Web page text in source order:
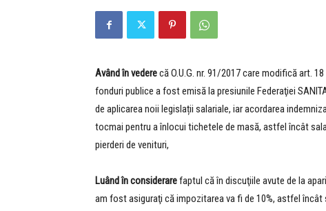
Având în vederecă O.U.G. nr. 91/2017 care modifică art. 18
fonduri publice a fost emisă la presiunile Federaţiei
de aplicarea noii legislații salariale, iar acordarea
tocmai pentru a înlocui tichetele de masă, astfel încât
pierderi de venituri,
Luând în considerarefaptul că în discuţiile avute de la
am fost asiguraţi că impozitarea va fi de 10%, astfel